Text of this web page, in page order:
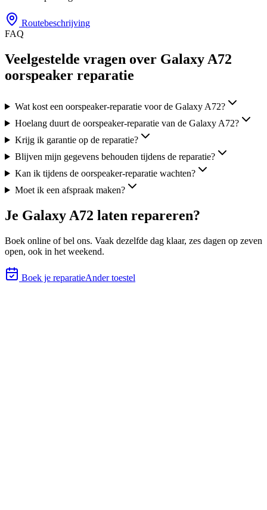
Routebeschrijving
FAQ
Veelgestelde vragen over Galaxy A72
oorspeaker reparatie
Wat kost een oorspeaker-reparatie voor de Galaxy A72?
Hoelang duurt de oorspeaker-reparatie van de Galaxy A72?
Krijg ik garantie op de reparatie?
Blijven mijn gegevens behouden tijdens de reparatie?
Kan ik tijdens de oorspeaker-reparatie wachten?
Moet ik een afspraak maken?
Je Galaxy A72 laten repareren?
Boek online of bel ons. Vaak dezelfde dag klaar, zes dagen op zeven
open, ook in het weekend.
Boek je reparatieAnder toestel